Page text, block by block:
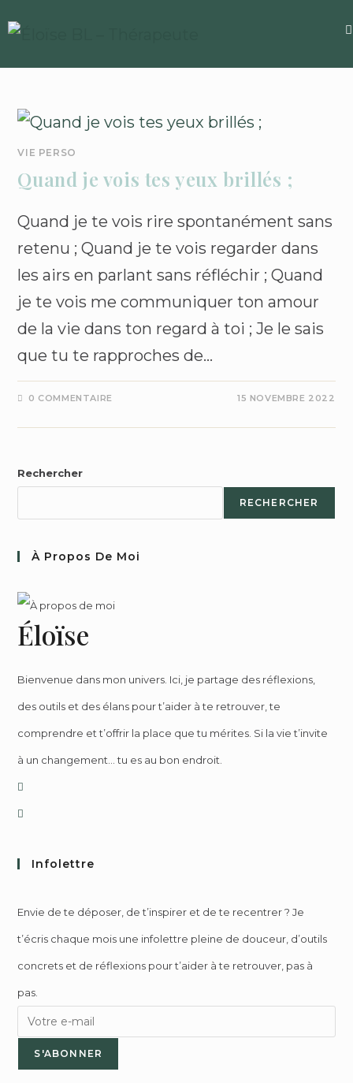
VIE PERSO
Quand je vois tes yeux brillés ;
Quand je te vois rire spontanément sans
retenu ; Quand je te vois regarder dans
les airs en parlant sans réfléchir ; Quand
je te vois me communiquer ton amour
de la vie dans ton regard à toi ; Je le sais
que tu te rapproches de…
0 COMMENTAIRE 15 NOVEMBRE 2022
Rechercher
RECHERCHER
À Propos De Moi
Éloïse
Bienvenue dans mon univers. Ici, je partage des réflexions,
des outils et des élans pour t’aider à te retrouver, te
comprendre et t’offrir la place que tu mérites. Si la vie t’invite
à un changement… tu es au bon endroit.
Infolettre
Envie de te déposer, de t’inspirer et de te recentrer ? Je
t’écris chaque mois une infolettre pleine de douceur, d’outils
concrets et de réflexions pour t’aider à te retrouver, pas à
pas.
S'ABONNER